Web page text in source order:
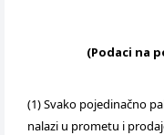
(Podaci na
(1) Svako pojedinačno
nalazi u prometu i